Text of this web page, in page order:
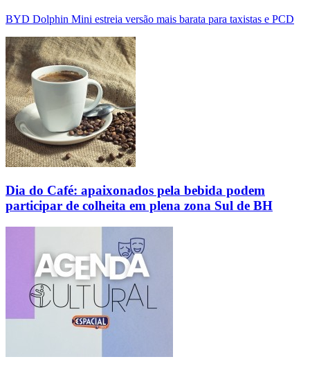
BYD Dolphin Mini estreia versão mais barata para taxistas e PCD
Dia do Café: apaixonados pela bebida podem
participar de colheita em plena zona Sul de BH